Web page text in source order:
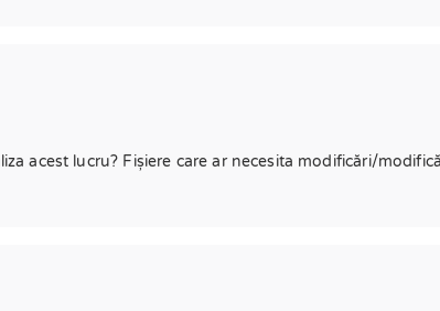
acest lucru? Fișiere care ar necesita modificări/